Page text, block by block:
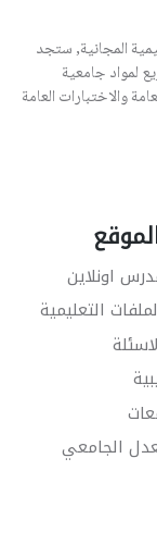
المجانية, ستجد
لمواد جامعية
والاختبارات العامة
اونلاين
التعليمية
الجامعي